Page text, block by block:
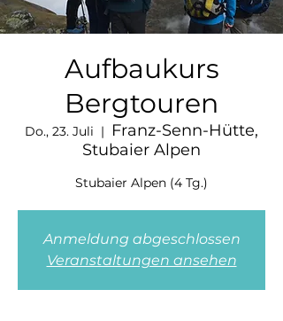
Aufbaukurs
Bergtouren
Do., 23. Juli
  |
Franz-Senn-Hütte,
Stubaier Alpen
Stubaier Alpen (4 Tg.)
Anmeldung abgeschlossen
Veranstaltungen ansehen